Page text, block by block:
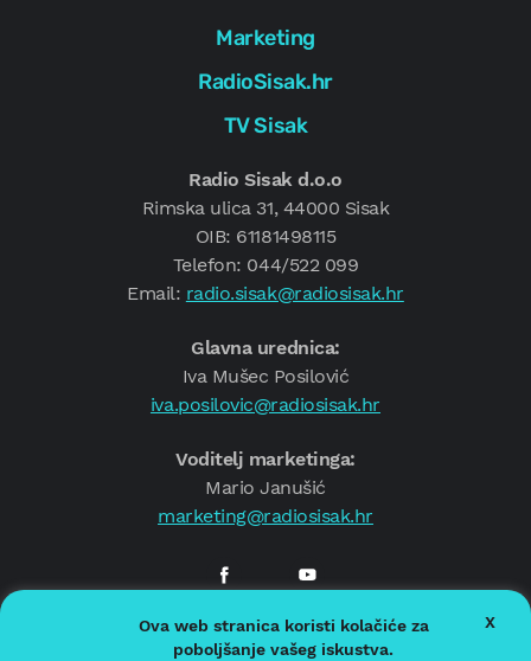
Marketing
RadioSisak.hr
TV Sisak
Radio Sisak d.o.o
Rimska ulica 31, 44000 Sisak
OIB: 61181498115
Telefon: 044/522 099
Email: radio.sisak@radiosisak.hr
Glavna urednica:
Iva Mušec Posilović
iva.posilovic@radiosisak.hr
Voditelj marketinga:
Mario Janušić
marketing@radiosisak.hr
© 2026.Radio Sisak
Ova web stranica koristi kolačiće za
poboljšanje vašeg iskustva.
X